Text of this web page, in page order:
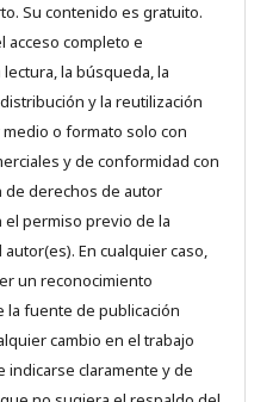
Su contenido es gratuito.
acceso completo e
la búsqueda, la
y la reutilización
o formato solo con
y de conformidad con
de derechos de autor
el permiso previo de la
autor(es). En cualquier caso,
un reconocimiento
la fuente de publicación
cambio en el trabajo
indicarse claramente y de